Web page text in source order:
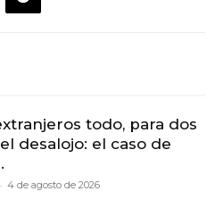
todo, para dos
desalojo: el caso de
- 4 de agosto de 2026